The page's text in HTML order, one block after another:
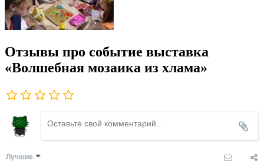
Отзывы про событие выставка
«Волшебная мозаика из хлама»
Лучшие